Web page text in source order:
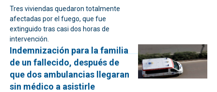
Tres viviendas quedaron totalmente
afectadas por el fuego, que fue
extinguido tras casi dos horas de
intervención.
Indemnización para la familia
de un fallecido, después de
que dos ambulancias llegaran
sin médico a asistirle